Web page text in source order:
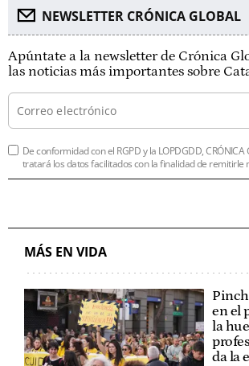
NEWSLETTER CRÓNICA GLOBAL
Apúntate a la newsletter de Crónica
las noticias más importantes sobre
De conformidad con el RGPD y la LOPDGDD, CRÓNICA
tratará los datos facilitados con la finalidad de remitirle
MÁS EN VIDA
en el
la
da la